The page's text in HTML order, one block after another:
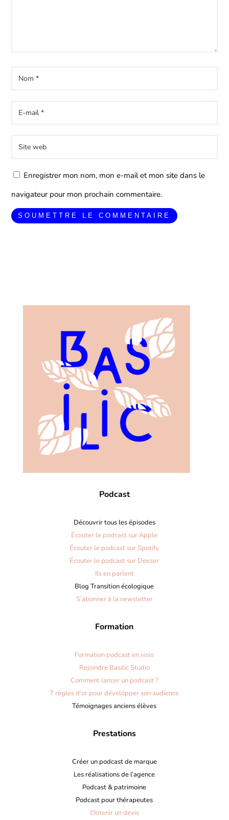
Enregistrer mon nom, mon e-mail et mon site dans le
navigateur pour mon prochain commentaire.
SOUMETTRE LE COMMENTAIRE
Podcast
Découvrir tous les épisodes
Écouter le podcast sur Apple
Écouter le podcast sur Spotify
Écouter le podcast sur Deezer
Ils en parlent
Blog Transition écologique
S’abonner à la newsletter
Formation
Formation podcast en visio
Rejoindre Basilic Studio
Comment lancer un podcast ?
7 règles d’or pour développer son audience
Témoignages anciens élèves
Prestations
Créer un podcast de marque
Les réalisations de l’agence
Podcast & patrimoine
Podcast pour thérapeutes
Obtenir un devis